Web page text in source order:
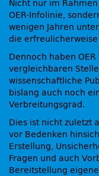
Nicht nur im
OER-Infolinie,
wenigen Jahren
die
Dennoch haben
vergleichbaren
wissenschaftliche
bislang auch noch
Verbreitungsgrad.
Dies ist nicht zuletzt
vor Bedenken
Erstellung,
Fragen und auch
Bereitstellung